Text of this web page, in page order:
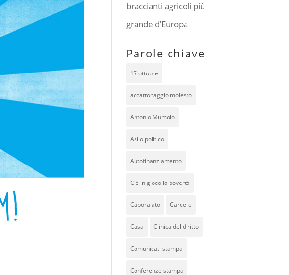
braccianti agricoli più
grande d’Europa
Parole chiave
17 ottobre
accattonaggio molesto
Antonio Mumolo
Asilo politico
Autofinanziamento
C'è in gioco la povertà
Caporalato Carcere
Casa Clinica del diritto
Comunicati stampa
Conferenze stampa